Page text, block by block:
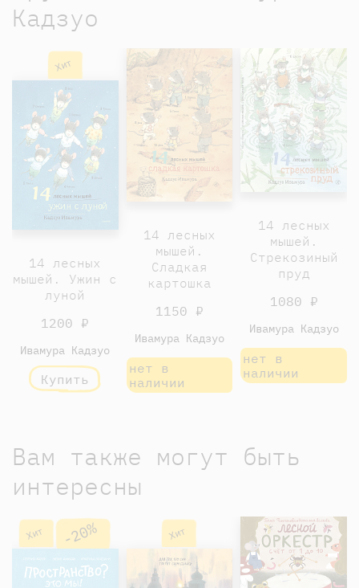
Кадзуо
Хит
14 лесных
мышей. Ужин с
луной
1200 ₽
Ивамура Кадзуо
Купить
14 лесных
мышей.
Сладкая
картошка
1150 ₽
Ивамура Кадзуо
нет в
наличии
14 лесных
мышей.
Стрекозиный
пруд
1080 ₽
Ивамура Кадзуо
нет в
наличии
Вам также могут быть
интересны
Хит -20% Хит